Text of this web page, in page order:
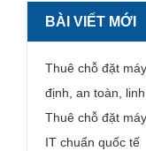
BÀI VIẾT MỚI
Thuê chỗ đặt
định, an toàn,
Thuê chỗ đặt
IT chuẩn quốc tế